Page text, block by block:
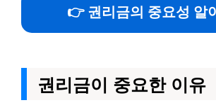
👉 권리금의 중요성 알
권리금이 중요한 이유